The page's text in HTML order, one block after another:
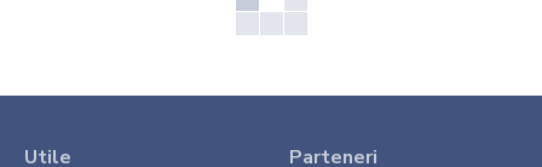
Utile Parteneri